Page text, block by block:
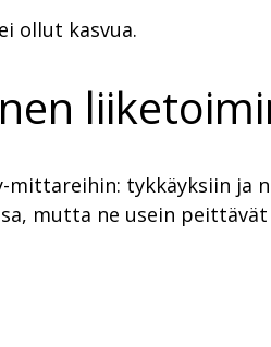
ollut kasvua.
tykkäyksiin ja
mutta ne usein